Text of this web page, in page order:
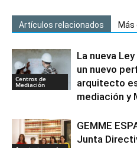
Artículos relacionados Más
Centros de
Mediación
La nueva
un nuevo
arquitecto
mediación y
GEMME
Junta